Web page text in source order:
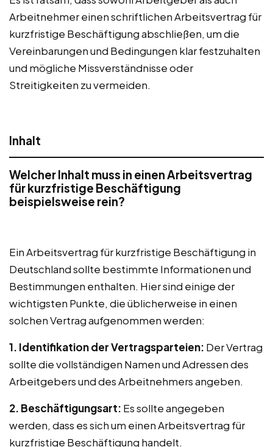
Arbeitnehmer einen schriftlichen Arbeitsvertrag für
kurzfristige Beschäftigung abschließen, um die
Vereinbarungen und Bedingungen klar festzuhalten
und mögliche Missverständnisse oder
Streitigkeiten zu vermeiden.
Inhalt
Welcher Inhalt muss in einen Arbeitsvertrag
für kurzfristige Beschäftigung
beispielsweise rein?
Ein Arbeitsvertrag für kurzfristige Beschäftigung in
Deutschland sollte bestimmte Informationen und
Bestimmungen enthalten. Hier sind einige der
wichtigsten Punkte, die üblicherweise in einen
solchen Vertrag aufgenommen werden:
1. Identifikation der Vertragsparteien: Der Vertrag
sollte die vollständigen Namen und Adressen des
Arbeitgebers und des Arbeitnehmers angeben.
2. Beschäftigungsart: Es sollte angegeben
werden, dass es sich um einen Arbeitsvertrag für
kurzfristige Beschäftigung handelt.